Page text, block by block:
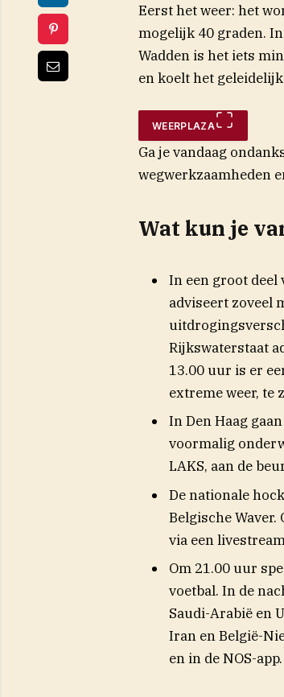
Eerst het weer: het
mogelijk 40 graden.
Wadden is het iets
en koelt het
WEERPLAZA
Ga je vandaag
wegwerkzaamheden
Wat kun je
In een groot deel
adviseert zoveel
Rijkswaterstaat
13.00 uur is er
extreme weer, te
In Den Haag
voormalig
LAKS, aan de
De nationale
Belgische
via een
Om 21.00 uur
voetbal. In de
Saudi-Arabië en
Iran en België-
en in de NOS-app.